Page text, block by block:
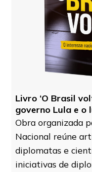
Livro ‘O Brasil
governo Lula e o
Obra organizada
Nacional reúne
diplomatas e
iniciativas de